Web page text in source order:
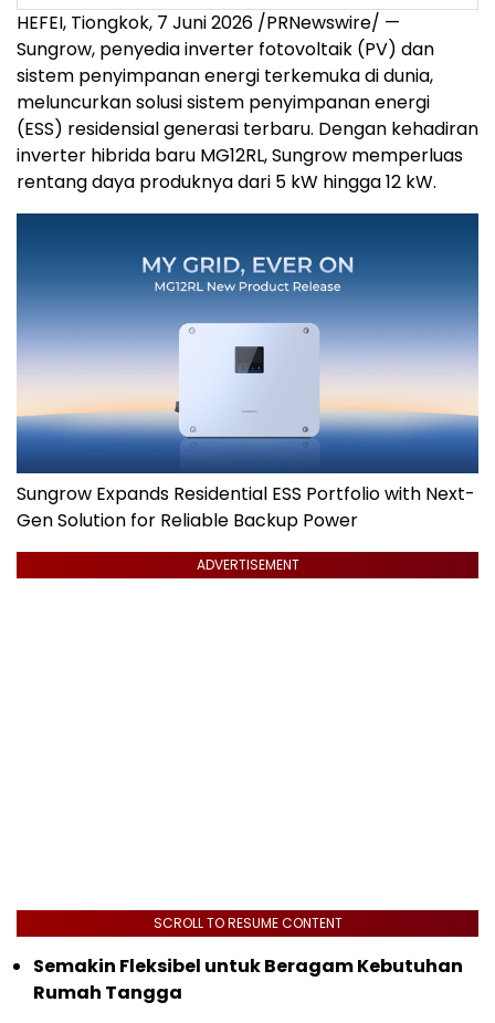
HEFEI, Tiongkok, 7 Juni 2026 /PRNewswire/ —
Sungrow, penyedia inverter fotovoltaik (PV) dan
sistem penyimpanan energi terkemuka di dunia,
meluncurkan solusi sistem penyimpanan energi
(ESS) residensial generasi terbaru. Dengan kehadiran
inverter hibrida baru MG12RL, Sungrow memperluas
rentang daya produknya dari 5 kW hingga 12 kW.
Sungrow Expands Residential ESS Portfolio with Next-
Gen Solution for Reliable Backup Power
ADVERTISEMENT
SCROLL TO RESUME CONTENT
Semakin Fleksibel untuk Beragam Kebutuhan
Rumah Tangga